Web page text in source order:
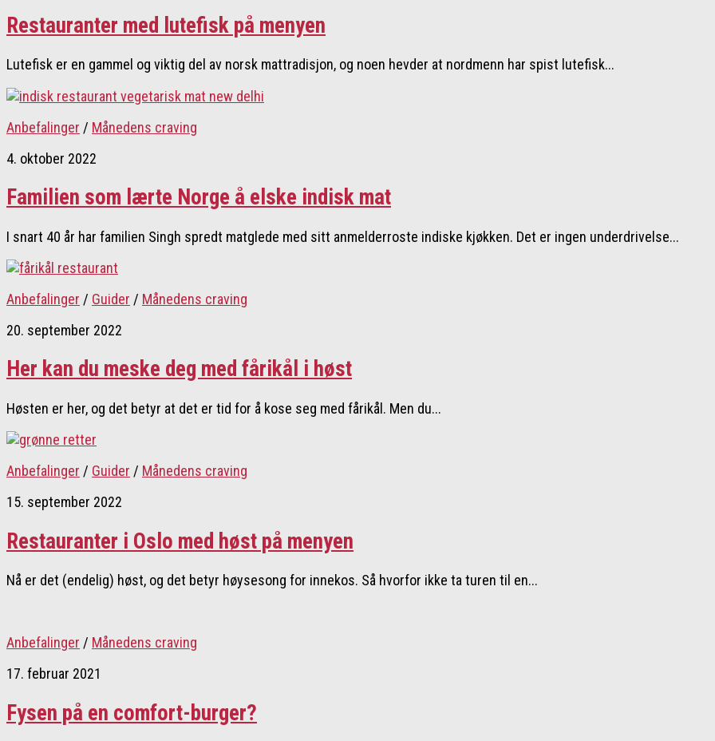
Restauranter med lutefisk på menyen
Lutefisk er en gammel og viktig del av norsk mattradisjon, og noen hevder at nordmenn har spist lutefisk...
Anbefalinger / Månedens craving
4. oktober 2022
Familien som lærte Norge å elske indisk mat
I snart 40 år har familien Singh spredt matglede med sitt anmelderroste indiske kjøkken. Det er ingen underdrivelse...
Anbefalinger / Guider / Månedens craving
20. september 2022
Her kan du meske deg med fårikål i høst
Høsten er her, og det betyr at det er tid for å kose seg med fårikål. Men du...
Anbefalinger / Guider / Månedens craving
15. september 2022
Restauranter i Oslo med høst på menyen
Nå er det (endelig) høst, og det betyr høysesong for innekos. Så hvorfor ikke ta turen til en...
Anbefalinger / Månedens craving
17. februar 2021
Fysen på en comfort-burger?